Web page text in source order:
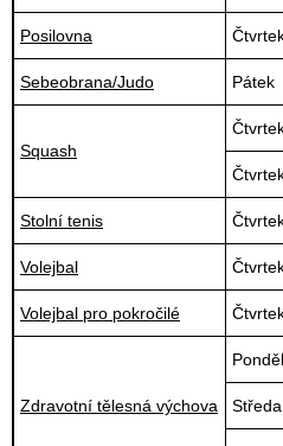
Posilovna
Sebeobrana/Judo Pátek
Squash
Stolní tenis
Volejbal
Volejbal pro pokročilé
Zdravotní tělesná výchova Středa